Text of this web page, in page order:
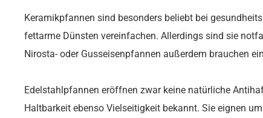
Keramikpfannen sind besonders beliebt bei
fettarme Dünsten vereinfachen. Allerdings sind sie
Nirosta- oder Gusseisenpfannen außerdem brauchen
Edelstahlpfannen eröffnen zwar keine natürliche
Haltbarkeit ebenso Vielseitigkeit bekannt. Sie eignen